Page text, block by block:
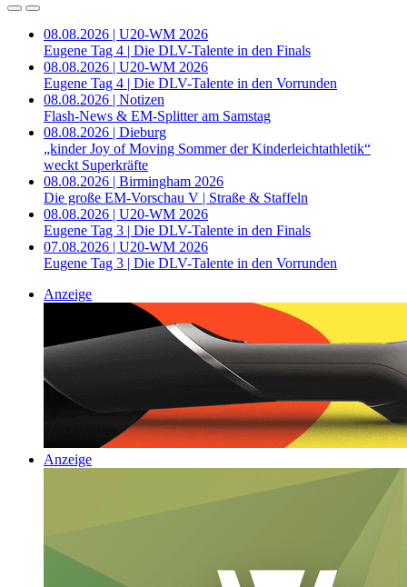
08.08.2026 | U20-WM 2026
Eugene Tag 4 | Die DLV-Talente in den Finals
08.08.2026 | U20-WM 2026
Eugene Tag 4 | Die DLV-Talente in den Vorrunden
08.08.2026 | Notizen
Flash-News & EM-Splitter am Samstag
08.08.2026 | Dieburg
„kinder Joy of Moving Sommer der Kinderleichtathletik“
weckt Superkräfte
08.08.2026 | Birmingham 2026
Die große EM-Vorschau V | Straße & Staffeln
08.08.2026 | U20-WM 2026
Eugene Tag 3 | Die DLV-Talente in den Finals
07.08.2026 | U20-WM 2026
Eugene Tag 3 | Die DLV-Talente in den Vorrunden
Anzeige
Anzeige